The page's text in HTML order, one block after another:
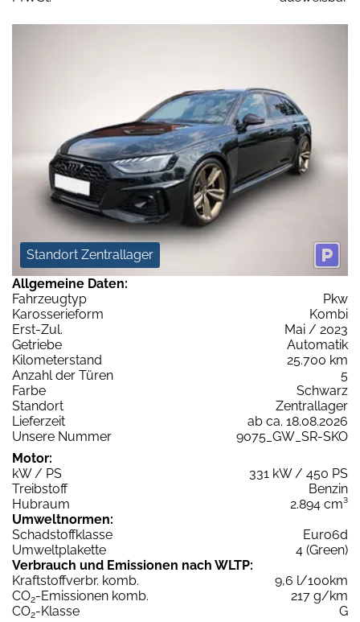
Standort Zentrallager
Allgemeine Daten:
Fahrzeugtyp
Pkw
Karosserieform
Kombi
Erst-Zul.
Mai / 2023
Getriebe
Automatik
Kilometerstand
25.700 km
Anzahl der Türen
5
Farbe
Schwarz
Standort
Zentrallager
Lieferzeit
ab ca. 18.08.2026
Unsere Nummer
9075_GW_SR-SKO
Motor:
kW / PS
331 kW / 450 PS
Treibstoff
Benzin
Hubraum
2.894 cm³
Umweltnormen:
Schadstoffklasse
Euro6d
Umweltplakette
4 (Green)
Verbrauch und Emissionen nach WLTP:
Kraftstoffverbr. komb.
9,6 l/100km
CO2-Emissionen komb.
217 g/km
CO2-Klasse
G